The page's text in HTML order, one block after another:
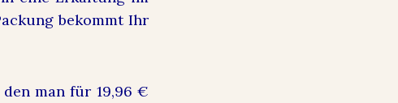
bekommt Ihr
den man für 19,96 €